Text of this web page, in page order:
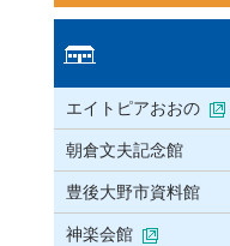
エイトピアおおの
朝倉文夫記念館
豊後大野市資料館
神楽会館